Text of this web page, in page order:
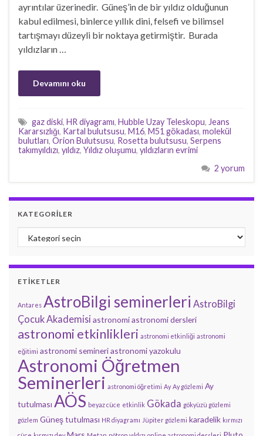
ayrıntılar üzerinedir. Güneş’in de bir yıldız olduğunun
kabul edilmesi, binlerce yıllık dini, felsefi ve bilimsel
tartışmayı düzeyli bir noktaya getirmiştir. Burada
yıldızların …
Devamını oku
gaz diski, HR diyagramı, Hubble Uzay Teleskopu, Jeans
Kararsızlığı, Kartal bulutsusu, M16, M51 gökadası, molekül
bulutları, Orion Bulutsusu, Rosetta bulutsusu, Serpens
takımyıldızı, yıldız, Yıldız oluşumu, yıldızların evrimi
2 yorum
KATEGORILER
Kategoriler
ETIKETLER
Antares AstroBilgi seminerleri AstroBilgi
Çocuk Akademisi astronomiastronomi dersleri
astronomi etkinlikleri astronomi etkinliği astronomi
eğitimi astronomi semineriastronomi yazokulu
Astronomi Öğretmen
Seminerleri astronomi öğretimi Ay Ay gözlemi Ay
tutulması AÖS beyaz cüce etkinlik Gökada gökyüzü gözlemi
gözlem Güneş tutulması HR diyagramı Jüpiter gözlemi karadelik kırmızı